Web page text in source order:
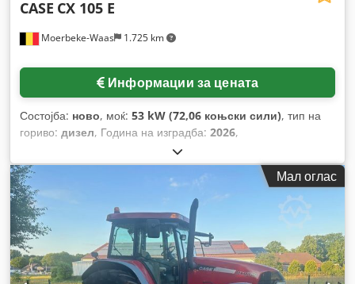
Moerbeke-Waas 1.725 km
CASE CX 105 E
Информации за цената
Состојба: ново, моќ: 53 kW (72,06 коњски сили), тип на
гориво: дизел, Година на изградба: 2026,
Мал оглас